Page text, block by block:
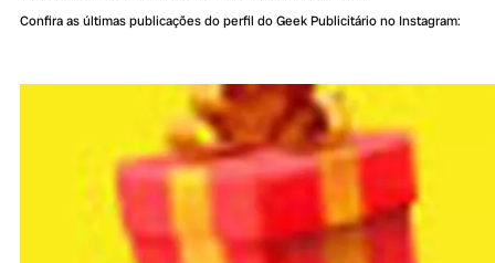
Confira as últimas publicações do perfil do Geek Publicitário no Instagram: